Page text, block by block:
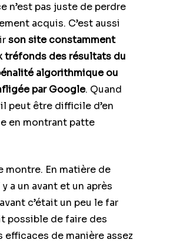
n’est pas juste de perdre
acquis. C’est aussi
son site constamment
tréfonds des résultats du
algorithmique ou
par Google. Quand
peut être difficile d’en
en montrant patte
montre. En matière de
a un avant et un après
c’était un peu le far
possible de faire des
efficaces de manière assez